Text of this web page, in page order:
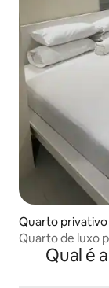
Quarto privativo
Quarto de luxo
Qual é